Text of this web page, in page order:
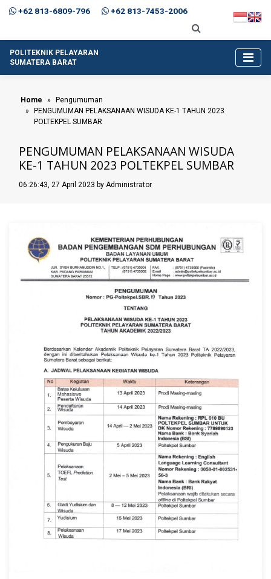
+62 813-6809-796 +62 813-7453-2006
POLITEKNIK PELAYARAN
SUMATERA BARAT
Home
Pengumuman
PENGUMUMAN PELAKSANAAN WISUDA KE-1 TAHUN 2023
POLTEKPEL SUMBAR
PENGUMUMAN PELAKSANAAN WISUDA
KE-1 TAHUN 2023 POLTEKPEL SUMBAR
06:26:43, 27 April 2023 by Administrator